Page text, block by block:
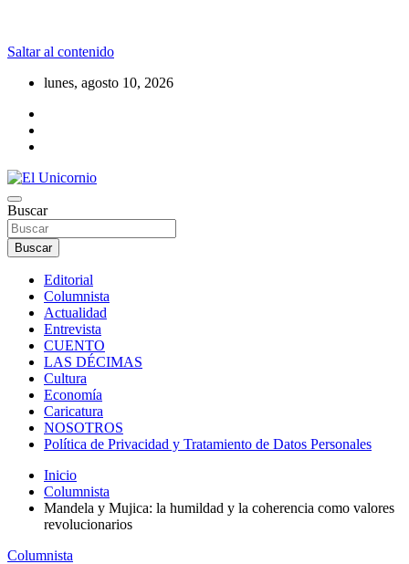
Saltar al contenido
lunes, agosto 10, 2026
El Unicornio
La realidad supera la fantasía
Buscar
Buscar
Editorial
Columnista
Actualidad
Entrevista
CUENTO
LAS DÉCIMAS
Cultura
Economía
Caricatura
NOSOTROS
Política de Privacidad y Tratamiento de Datos Personales
Inicio
Columnista
Mandela y Mujica: la humildad y la coherencia como valores
revolucionarios
Columnista